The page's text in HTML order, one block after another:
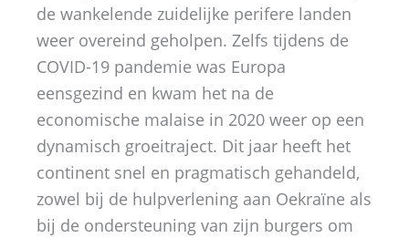
de wankelende zuidelijke perifere landen
weer overeind geholpen. Zelfs tijdens de
COVID-19 pandemie was Europa
eensgezind en kwam het na de
economische malaise in 2020 weer op een
dynamisch groeitraject. Dit jaar heeft het
continent snel en pragmatisch gehandeld,
zowel bij de hulpverlening aan Oekraïne als
bij de ondersteuning van zijn burgers om